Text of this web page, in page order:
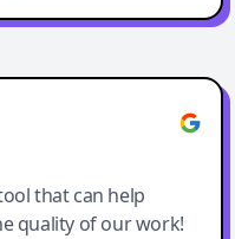
that can help
quality of our work!